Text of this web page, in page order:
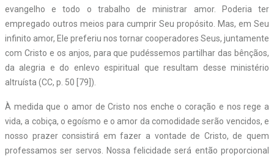
evangelho e todo o trabalho de ministrar amor. Poderia ter
empregado outros meios para cumprir Seu propósito. Mas, em Seu
infinito amor, Ele preferiu nos tornar cooperadores Seus, juntamente
com Cristo e os anjos, para que pudéssemos partilhar das bênçãos,
da alegria e do enlevo espiritual que resultam desse ministério
altruísta (CC, p. 50 [79]).
À medida que o amor de Cristo nos enche o coração e nos rege a
vida, a cobiça, o egoísmo e o amor da comodidade serão vencidos, e
nosso prazer consistirá em fazer a vontade de Cristo, de quem
professamos ser servos. Nossa felicidade será então proporcional